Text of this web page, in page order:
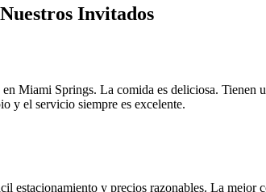
Invitados
Miami Springs. La comida es deliciosa. Tienen
y el servicio siempre es excelente.
estacionamiento y precios razonables. La